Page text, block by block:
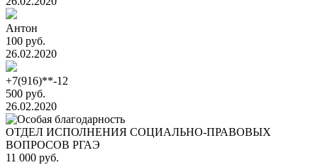
Антон
100 руб.
26.02.2020
+7(916)**-12
500 руб.
26.02.2020
ОТДЕЛ ИСПОЛНЕНИЯ СОЦИАЛЬНО-ПРАВОВЫХ
ВОПРОСОВ РГАЭ
11 000 руб.